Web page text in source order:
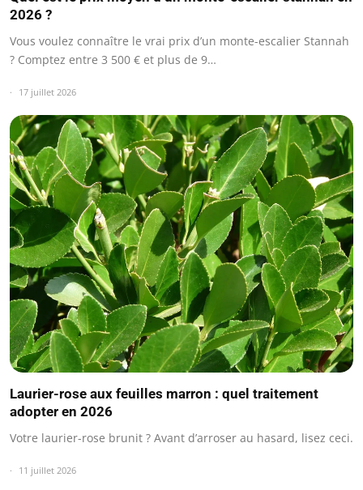
2026 ?
Vous voulez connaître le vrai prix d’un monte-escalier Stannah
? Comptez entre 3 500 € et plus de 9…
17 juillet 2026
Laurier-rose aux feuilles marron : quel traitement
adopter en 2026
Votre laurier-rose brunit ? Avant d’arroser au hasard, lisez ceci.
11 juillet 2026